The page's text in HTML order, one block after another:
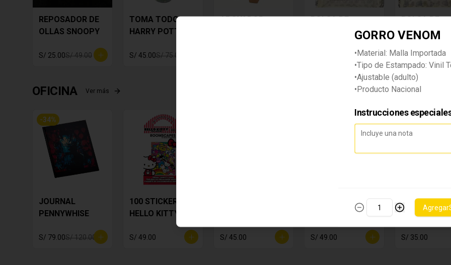
REPOSADOR DE
OLLAS SNOOPY
S/ 25.00S/ 49.00
TOMA TODO
HARRY POTTER
S/ 45.00S/ 75.00
APOYADOR
BOLSA DE
ALMACENAMIEN
BOLSA DE
S/ 45.00
OFICINA Ver más
-34%
JOURNAL
PENNYWHISE
S/ 79.00S/ 120.00
100 STICKERS
HELLO KITTY
S/ 49.00
DRAGON BALL Z
S/ 45.00
DATOS TIPO C
HARRY POTTER
S/ 49.00
JACK
S/ 35.00
GORRO VENOM
•Material: Malla Importada
•Tipo de Estampado: Vinil
•Ajustable (adulto)
•Producto Nacional
Instrucciones
Agregar